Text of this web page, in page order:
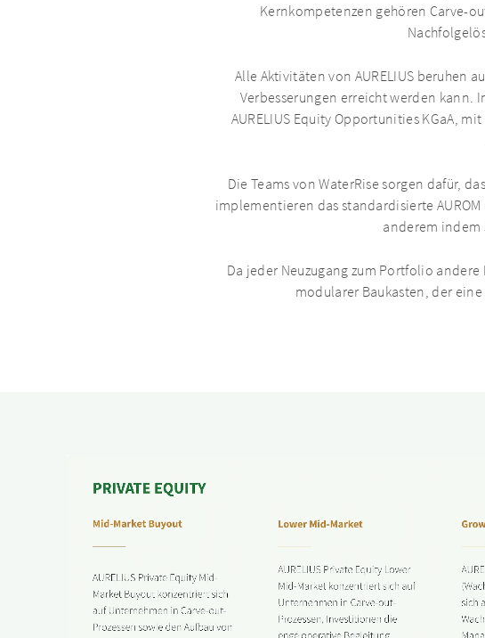
Kernkompetenzen gehören Carve-
Alle Aktivitäten von AURELIUS beruhen
Verbesserungen erreicht werden kann.
AURELIUS Equity Opportunities KGaA,
Die Teams von WaterRise sorgen dafür,
implementieren das standardisierte
anderem indem
Da jeder Neuzugang zum Portfolio
modularer Baukasten, der